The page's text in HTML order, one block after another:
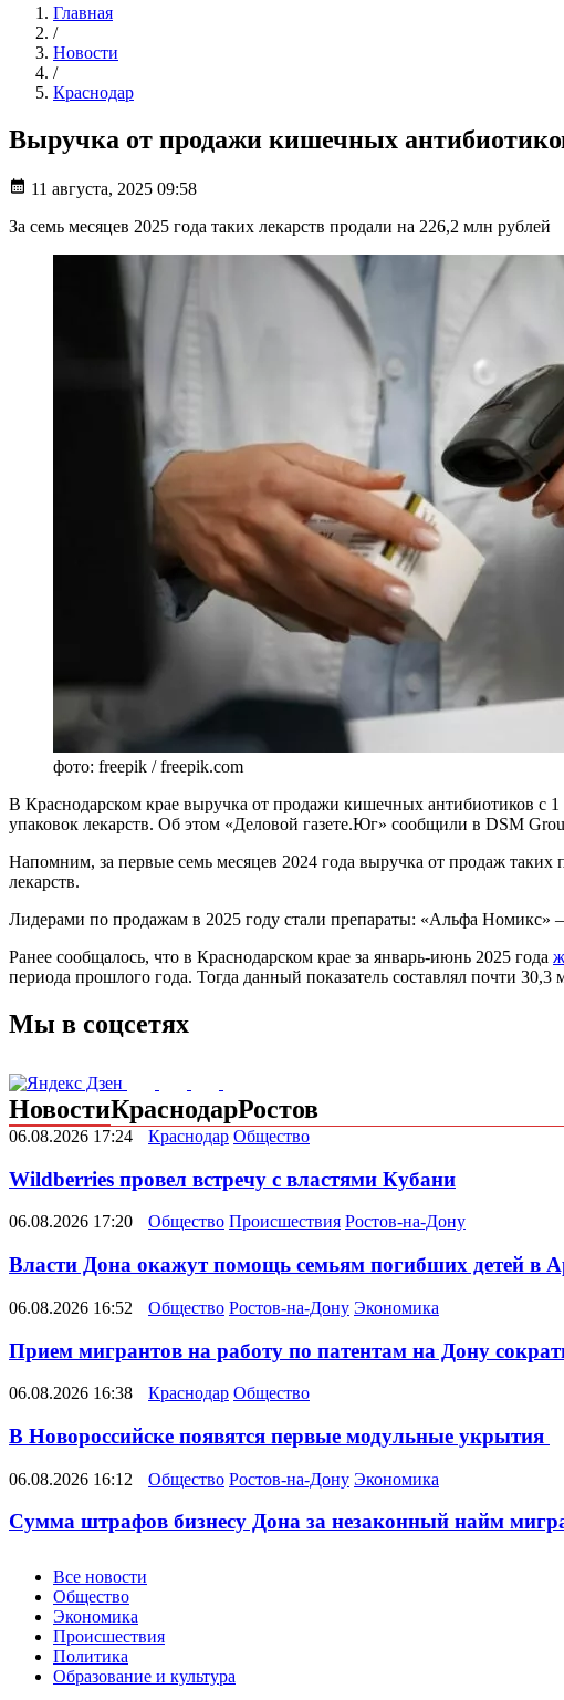
Главная
/
Новости
/
Краснодар
Выручка от продажи кишечных
11 августа, 2025 09:58
За семь месяцев 2025 года таких лекарств продали на 226,2 млн рублей
фото: freepik / freepik.com
В Краснодарском крае выручка от продажи кишечных антибиотиков с
упаковок лекарств. Об этом «Деловой газете.Юг» сообщили в DSM
Напомним, за первые семь месяцев 2024 года выручка от продаж
лекарств.
Лидерами по продажам в 2025 году стали препараты: «Альфа
Ранее сообщалось, что в Краснодарском крае за январь-июнь 2025 года
периода прошлого года. Тогда данный показатель составлял почти 30,3
Мы в соцсетях
НовостиКраснодарРостов
06.08.2026 17:24 Краснодар Общество
Wildberries провел встречу с властями Кубани
06.08.2026 17:20 Общество Происшествия Ростов-на-Дону
Власти Дона окажут помощь семьям погибших детей в
06.08.2026 16:52 Общество Ростов-на-Дону Экономика
Прием мигрантов на работу по патентам на Дону
06.08.2026 16:38 Краснодар Общество
В Новороссийске появятся первые модульные укрытия
06.08.2026 16:12 Общество Ростов-на-Дону Экономика
Сумма штрафов бизнесу Дона за незаконный найм
Новости
Все новости
Общество
Экономика
Происшествия
Политика
Образование и культура